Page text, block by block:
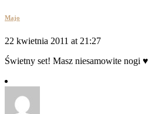
Majo
22 kwietnia 2011 at 21:27
Świetny set! Masz niesamowite nogi ♥